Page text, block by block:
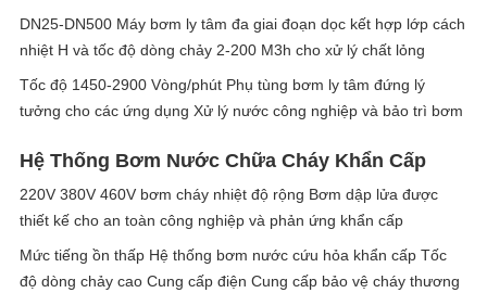
DN25-DN500 Máy bơm ly tâm đa giai đoạn dọc kết hợp lớp cách
nhiệt H và tốc độ dòng chảy 2-200 M3h cho xử lý chất lỏng
Tốc độ 1450-2900 Vòng/phút Phụ tùng bơm ly tâm đứng lý
tưởng cho các ứng dụng Xử lý nước công nghiệp và bảo trì bơm
Hệ Thống Bơm Nước Chữa Cháy Khẩn Cấp
220V 380V 460V bơm cháy nhiệt độ rộng Bơm dập lửa được
thiết kế cho an toàn công nghiệp và phản ứng khẩn cấp
Mức tiếng ồn thấp Hệ thống bơm nước cứu hỏa khẩn cấp Tốc
độ dòng chảy cao Cung cấp điện Cung cấp bảo vệ cháy thương